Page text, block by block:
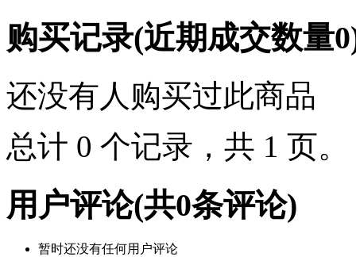
购买记录(近期成交数量0
还没有人购买过此商品
总计 0 个记录，共 1 页。
用户评论(共0条评论)
暂时还没有任何用户评论